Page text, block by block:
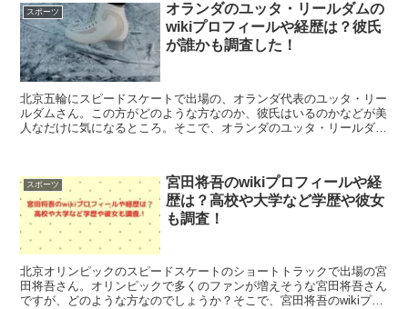
スポーツ
オランダのユッタ・リールダムの
wikiプロフィールや経歴は？彼氏
が誰かも調査した！
北京五輪にスピードスケートで出場の、オランダ代表のユッタ・リー
ルダムさん。この方がどのような方なのか、彼氏はいるのかなどが美
人なだけに気になるところ。そこで、オランダのユッタ・リールダム
スポーツ
宮田将吾のwikiプロフィールや経
歴は？高校や大学など学歴や彼女
も調査！
北京オリンピックのスピードスケートのショートトラックで出場の宮
田将吾さん。オリンピックで多くのファンが増えそうな宮田将吾さん
ですが、どのような方なのでしょうか？そこで、宮田将吾のwikiプロ